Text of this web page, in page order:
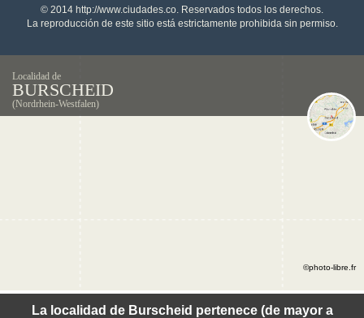
© 2014 http://www.ciudades.co. Reservados todos los derechos.
La reproducción de este sitio está estrictamente prohibida sin permiso.
Localidad de
BURSCHEID
(Nordrhein-Westfalen)
La localidad de Burscheid pertenece (de mayor a
©photo-libre.fr